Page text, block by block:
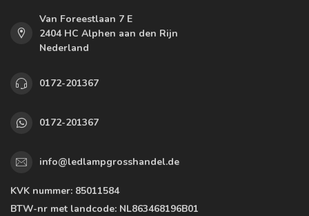
Van Foreestlaan 7 E
2404 HC Alphen aan den Rijn
Nederland
0172-201367
0172-201367
info@ledlampgrosshandel.de
KVK nummer: 85011584
BTW-nr met landcode: NL863468196B01